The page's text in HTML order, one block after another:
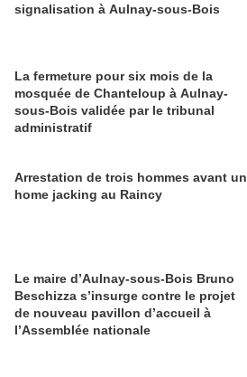
signalisation à Aulnay-sous-Bois
La fermeture pour six mois de la
mosquée de Chanteloup à Aulnay-
sous-Bois validée par le tribunal
administratif
Arrestation de trois hommes avant un
home jacking au Raincy
Le maire d’Aulnay-sous-Bois Bruno
Beschizza s’insurge contre le projet
de nouveau pavillon d’accueil à
l’Assemblée nationale